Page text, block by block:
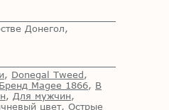
Донегол,
, Donegal Tweed,
Бренд Magee 1866, В
, Для мужчин,
цвет, Острые